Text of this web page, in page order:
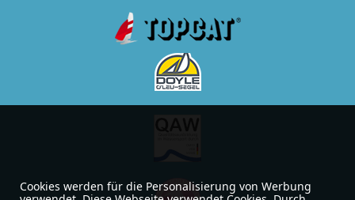
Cookies werden für die Personalisierung von Werbung